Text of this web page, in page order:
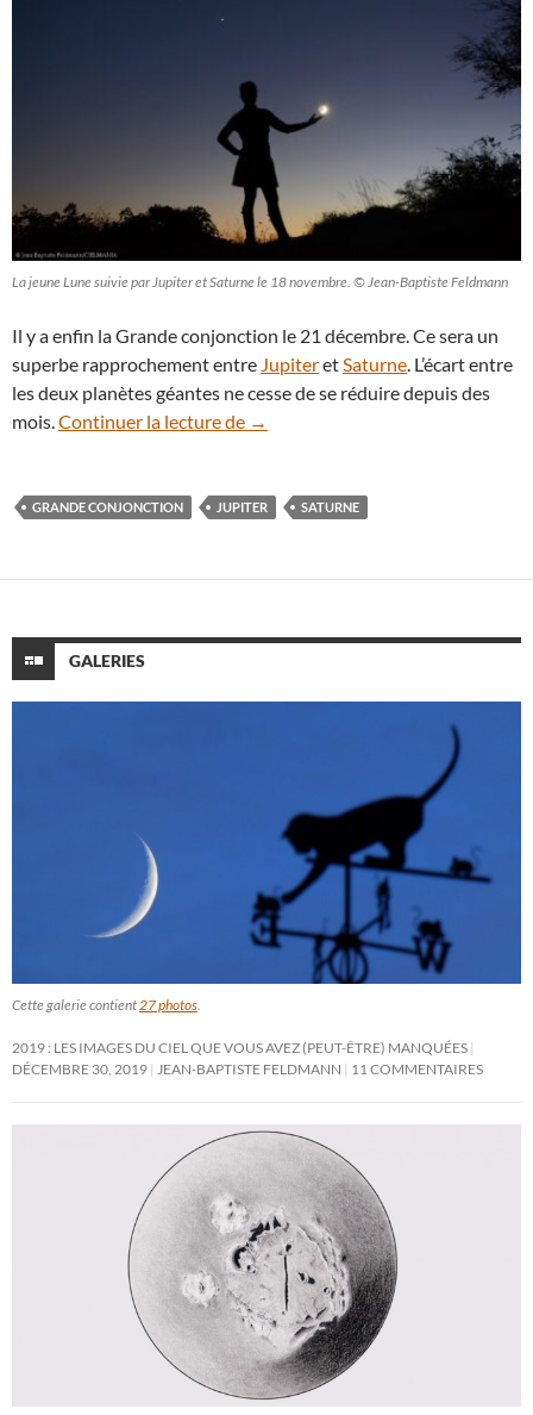
La jeune Lune suivie par Jupiter et Saturne le 18 novembre. © Jean-Baptiste Feldmann
Il y a enfin la Grande conjonction le 21 décembre. Ce sera un
superbe rapprochement entre JupiteretSaturne. L’écart entre
les deux planètes géantes ne cesse de se réduire depuis des
mois.Continuer la lecture de La Grande conjonction, un
→
GRANDE CONJONCTION JUPITER SATURNE
GALERIES
Cette galerie contient27 photos.
2019 : LES IMAGES DU CIEL QUE VOUS AVEZ (PEUT-ÊTRE) MANQUÉES
DÉCEMBRE 30, 2019 JEAN-BAPTISTE FELDMANN 11 COMMENTAIRES